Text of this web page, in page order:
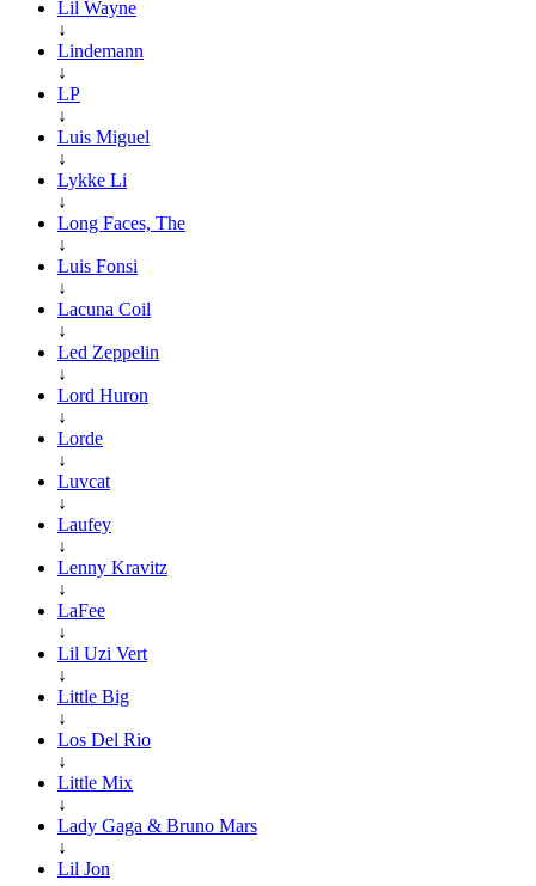
Lil Wayne
↓
Lindemann
↓
LP
↓
Luis Miguel
↓
Lykke Li
↓
Long Faces, The
↓
Luis Fonsi
↓
Lacuna Coil
↓
Led Zeppelin
↓
Lord Huron
↓
Lorde
↓
Luvcat
↓
Laufey
↓
Lenny Kravitz
↓
LaFee
↓
Lil Uzi Vert
↓
Little Big
↓
Los Del Rio
↓
Little Mix
↓
Lady Gaga & Bruno Mars
↓
Lil Jon